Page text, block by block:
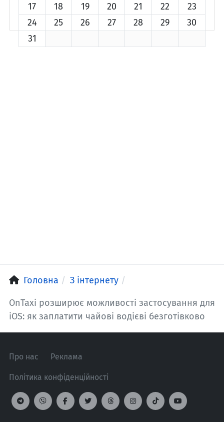
17
18 19 20 21 22
23
24
25 26 27 28 29
30
31
Головна З інтернету
OnTaxi розширює можливості застосування для
iOS: як заплатити чайові водієві безготівково
Про нас Реклама
Політика конфіденційності